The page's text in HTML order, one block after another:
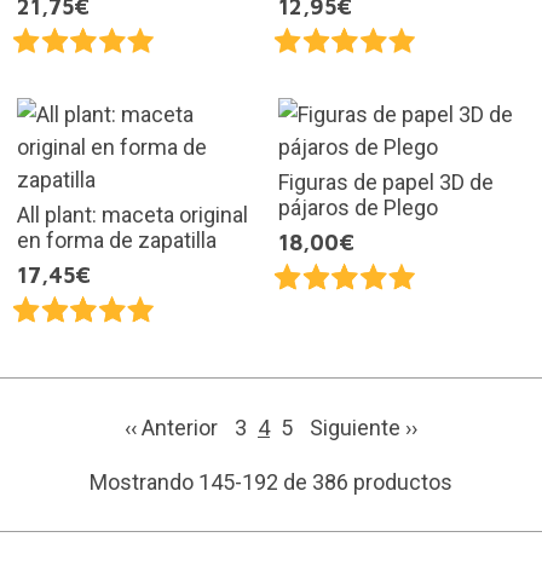
21,75€
12,95€
All plant: maceta original
en forma de zapatilla
17,45€
Figuras de papel 3D de
pájaros de Plego
18,00€
‹‹ Anterior 3 4 5 Siguiente ››
Mostrando 145-192 de 386 productos